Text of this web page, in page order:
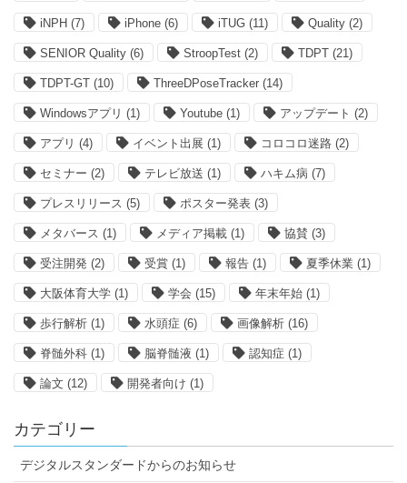
iNPH (7) iPhone (6) iTUG (11) Quality (2)
SENIOR Quality (6) StroopTest (2) TDPT (21)
TDPT-GT (10) ThreeDPoseTracker (14)
Windowsアプリ (1) Youtube (1) アップデート (2)
アプリ (4) イベント出展 (1) コロコロ迷路 (2)
セミナー (2) テレビ放送 (1) ハキム病 (7)
プレスリリース (5) ポスター発表 (3)
メタバース (1) メディア掲載 (1) 協賛 (3)
受注開発 (2) 受賞 (1) 報告 (1) 夏季休業 (1)
大阪体育大学 (1) 学会 (15) 年末年始 (1)
歩行解析 (1) 水頭症 (6) 画像解析 (16)
脊髄外科 (1) 脳脊髄液 (1) 認知症 (1)
論文 (12) 開発者向け (1)
カテゴリー
デジタルスタンダードからのお知らせ